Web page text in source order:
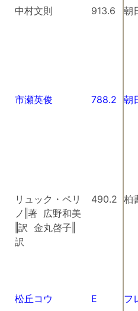
中村文則 913.6 朝
市瀬英俊 788.2 朝
リュック・ペリ
ノ‖著 広野和美
‖訳 金丸啓子‖
訳
490.2 柏
松丘コウ E フ